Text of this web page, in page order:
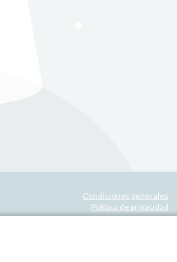
Condiciones generales
Política de privacidad